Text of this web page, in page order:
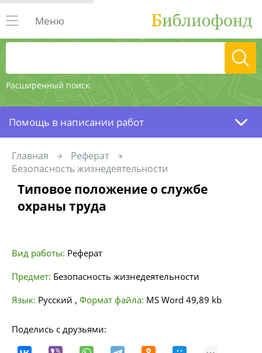
Расширенный поиск
Меню
Помощь в написании работ
Главная
Реферат
Безопасность жизнедеятельности
Типовое положение о службе
охраны труда
Вид работы: Реферат
Предмет: Безопасность жизнедеятельности
Язык: Русский , Формат файла: MS Word 49,89 kb
Поделись с друзьями: